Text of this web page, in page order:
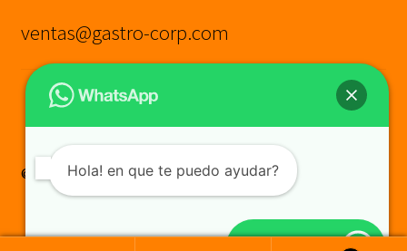
ventas@gastro-corp.com
© GASTRO CORP SAC
Construido con WooCommerce.
Hola! en que te puedo ayudar?